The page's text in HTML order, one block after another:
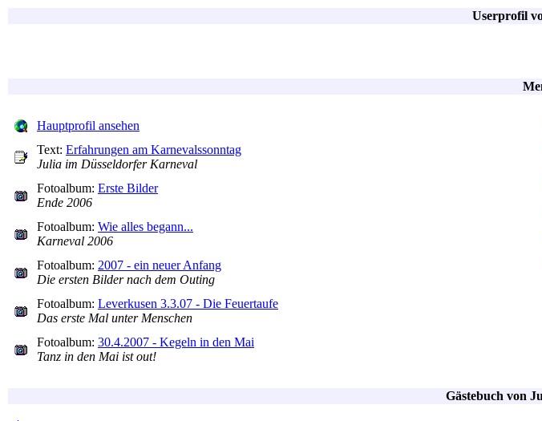
Userprofil
Hauptprofil ansehen
Text: Erfahrungen am Karnevalssonntag
Julia im Düsseldorfer Karneval
Fotoalbum: Erste Bilder
Ende 2006
Fotoalbum: Wie alles begann...
Karneval 2006
Fotoalbum: 2007 - ein neuer Anfang
Die ersten Bilder nach dem Outing
Fotoalbum: Leverkusen 3.3.07 - Die Feuertaufe
Das erste Mal unter Menschen
Fotoalbum: 30.4.2007 - Kegeln in den Mai
Tanz in den Mai ist out!
Gästebuch von